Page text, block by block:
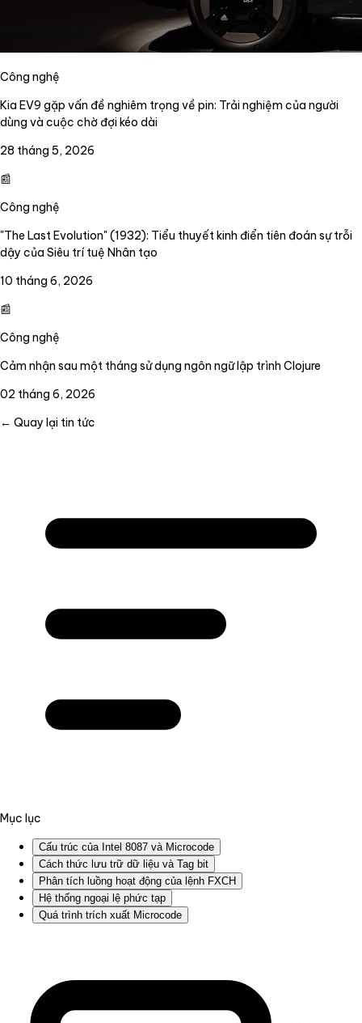
Công nghệ
Kia EV9 gặp vấn đề nghiêm trọng về pin: Trải nghiệm của người
dùng và cuộc chờ đợi kéo dài
28 tháng 5, 2026
📰
Công nghệ
"The Last Evolution" (1932): Tiểu thuyết kinh điển tiên đoán sự trỗi
dậy của Siêu trí tuệ Nhân tạo
10 tháng 6, 2026
📰
Công nghệ
Cảm nhận sau một tháng sử dụng ngôn ngữ lập trình Clojure
02 tháng 6, 2026
← Quay lại tin tức
Mục lục
Cấu trúc của Intel 8087 và Microcode
Cách thức lưu trữ dữ liệu và Tag bit
Phân tích luồng hoạt động của lệnh FXCH
Hệ thống ngoại lệ phức tạp
Quá trình trích xuất Microcode